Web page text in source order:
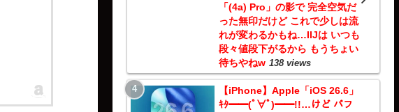
「(4a) Pro」の影で 完全空気だ
った無印だけど これで少しは流
れが変わるかもね…IIJは いつも
段々値段下がるから もうちょい
待ちやねw 138 views
【iPhone】Apple「iOS 26.6」
ｷﾀ━━(ﾟ∀ﾟ)━━!!…けど パフ